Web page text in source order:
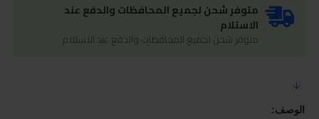
متوفر شحن لجميع المحافظات والدفع عند
الاستلام
متوفر شحن لجميع المحافظات والدفع عند الاستلام
الوصف: